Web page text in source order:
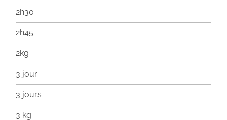
2h30
2h45
2kg
3 jour
3 jours
3 kg